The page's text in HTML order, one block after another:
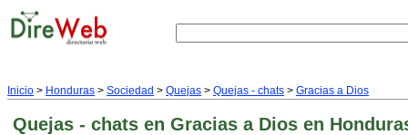
Inicio > Honduras > Sociedad > Quejas > Quejas - chats > Gracias a Dios
Quejas - chats en Gracias a Dios en